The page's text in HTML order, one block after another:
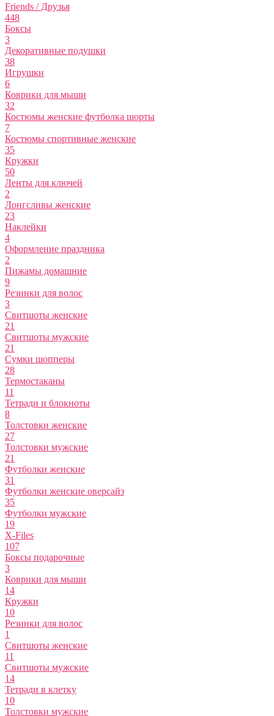
Friends / Друзья
448
Боксы
3
Декоративные подушки
38
Игрушки
6
Коврики для мыши
32
Костюмы женские футболка шорты
7
Костюмы спортивные женские
35
Кружки
50
Ленты для ключей
2
Лонгсливы женские
23
Наклейки
4
Оформление праздника
2
Пижамы домашние
9
Резинки для волос
3
Свитшоты женские
21
Свитшоты мужские
21
Сумки шопперы
28
Термостаканы
11
Тетради и блокноты
8
Толстовки женские
27
Толстовки мужские
21
Футболки женские
31
Футболки женские оверсайз
35
Футболки мужские
19
X-Files
107
Боксы подарочные
3
Коврики для мыши
14
Кружки
10
Резинки для волос
1
Свитшоты женские
11
Свитшоты мужские
14
Тетради в клетку
10
Толстовки мужские